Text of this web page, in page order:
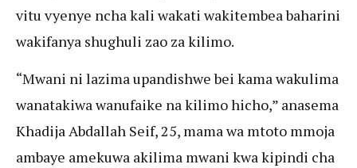
vitu vyenye ncha kali wakati wakitembea baharini
wakifanya shughuli zao za kilimo.
“Mwani ni lazima upandishwe bei kama wakulima
wanatakiwa wanufaike na kilimo hicho,” anasema
Khadija Abdallah Seif, 25, mama wa mtoto mmoja
ambaye amekuwa akilima mwani kwa kipindi cha